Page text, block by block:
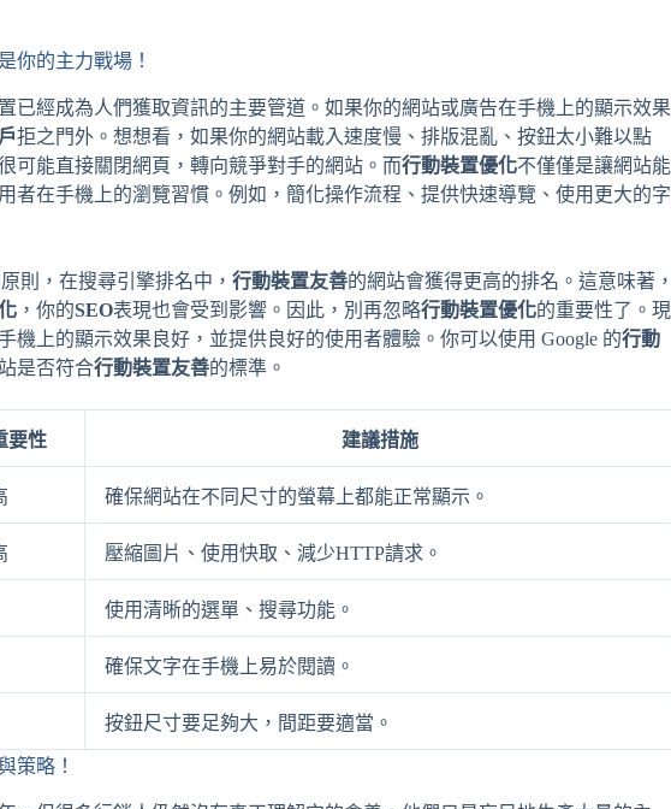
你的主力戰場！
已經成為人們獲取資訊的主要管道。如果你的網站或廣告在手機上的顯示效果
拒之門外。想想看，如果你的網站載入速度慢、排版混亂、按鈕太小難以點
可能直接關閉網頁，轉向競爭對手的網站。而行動裝置優化不僅僅是讓網站能
者在手機上的瀏覽習慣。例如，簡化操作流程、提供快速導覽、使用更大的字
則，在搜尋引擎排名中， 行動裝置友善的網站會獲得更高的排名。這意味著，
，你的SEO表現也會受到影響。因此，別再忽略行動裝置優化的重要性了。現
機上的顯示效果良好，並提供良好的使用者體驗。你可以使用 Google 的行動
是否符合行動裝置友善的標準。
要性 建議措施
確保網站在不同尺寸的螢幕上都能正常顯示。
壓縮圖片、使用快取、減少HTTP請求。
使用清晰的選單、搜尋功能。
確保文字在手機上易於閱讀。
按鈕尺寸要足夠大，間距要適當。
策略！